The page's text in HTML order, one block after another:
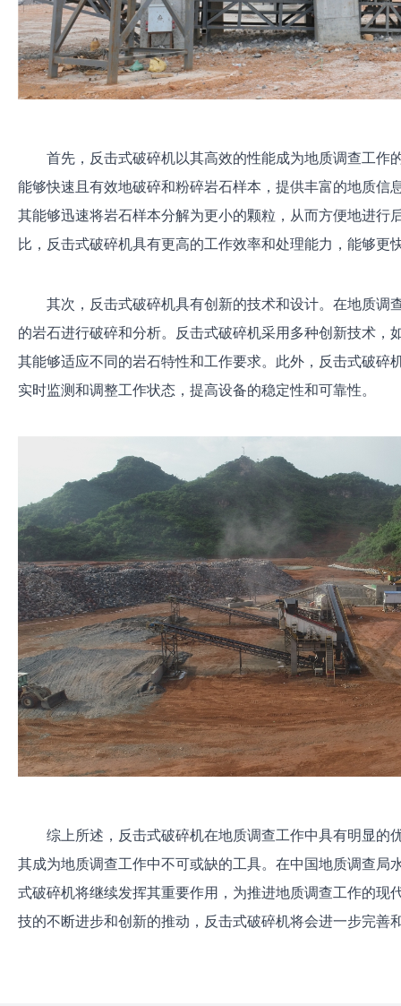
首先，反击式破碎机以其高效的性能成为地质调查工作
能够快速且有效地破碎和粉碎岩石样本，提供丰富的地质信
其能够迅速将岩石样本分解为更小的颗粒，从而方便地进行
比，反击式破碎机具有更高的工作效率和处理能力，能够更
其次，反击式破碎机具有创新的技术和设计。在地质调
的岩石进行破碎和分析。反击式破碎机采用多种创新技术，
其能够适应不同的岩石特性和工作要求。此外，反击式破碎
实时监测和调整工作状态，提高设备的稳定性和可靠性。
综上所述，反击式破碎机在地质调查工作中具有明显的
其成为地质调查工作中不可或缺的工具。在中国地质调查局
式破碎机将继续发挥其重要作用，为推进地质调查工作的现
技的不断进步和创新的推动，反击式破碎机将会进一步完善